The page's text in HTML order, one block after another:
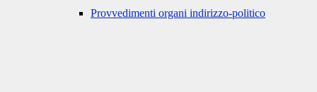
Provvedimenti organi indirizzo-politico